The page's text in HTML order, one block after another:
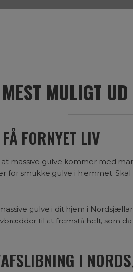
MULIGT
FORNYET LIV
at massive gulve kommer med
for smukke gulve i hjemmet.
gulve i dit hjem i
til at fremstå helt, som
I